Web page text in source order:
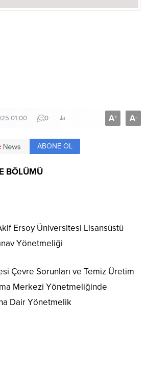
01:00 0 A+ A-
ABONE OL
BÖLÜMÜ
Ersoy Üniversitesi Lisansüstü
Yönetmeliği
Çevre Sorunları ve Temiz Üretim
Merkezi Yönetmeliğinde
Dair Yönetmelik